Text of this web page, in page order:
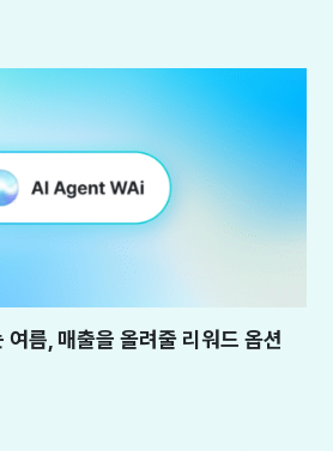
여름, 매출을 올려줄 리워드 옵션